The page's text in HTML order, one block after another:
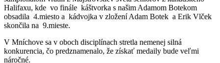
Halifaxu, kde vo finále káštvorka s našim Adamom Botekom
obsadila 4.miesto a kádvojka v zložení Adam Botek a Erik Vlček
skončila na 9.mieste.
V Mníchove sa v oboch disciplínach stretla nemenej silná
konkurencia, čo predznamenalo, že získať medaily bude veľmi
náročné.